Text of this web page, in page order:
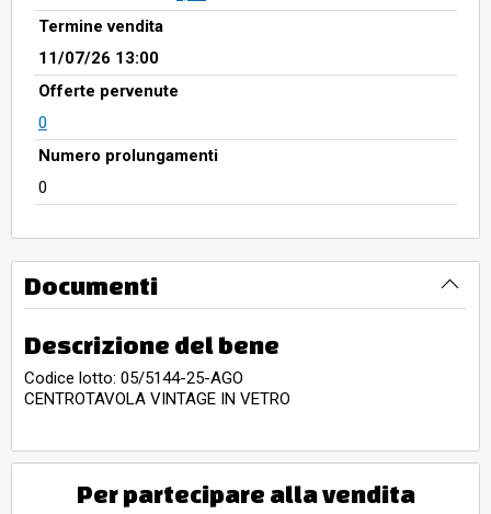
Termine vendita
11/07/26 13:00
Offerte pervenute
0
Numero prolungamenti
0
Documenti
Descrizione del bene
Codice lotto: 05/5144-25-AGO
CENTROTAVOLA VINTAGE IN VETRO
Per partecipare alla vendita